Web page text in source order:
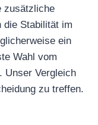
zusätzliche
die Stabilität im
ein
Wahl vom
Unser Vergleich
zu treffen.